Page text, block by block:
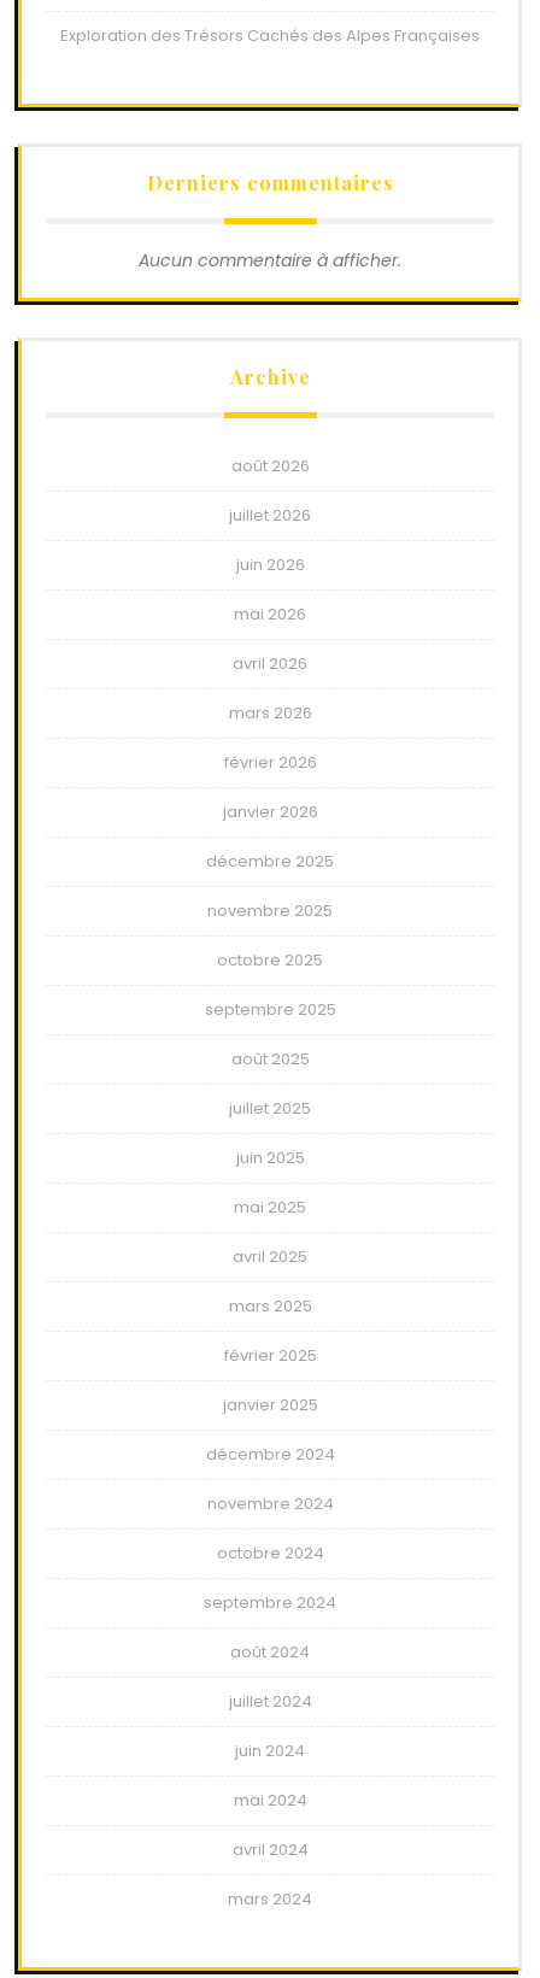
Exploration des Trésors Cachés des Alpes Françaises
Derniers commentaires
Aucun commentaire à afficher.
Archive
août 2026
juillet 2026
juin 2026
mai 2026
avril 2026
mars 2026
février 2026
janvier 2026
décembre 2025
novembre 2025
octobre 2025
septembre 2025
août 2025
juillet 2025
juin 2025
mai 2025
avril 2025
mars 2025
février 2025
janvier 2025
décembre 2024
novembre 2024
octobre 2024
septembre 2024
août 2024
juillet 2024
juin 2024
mai 2024
avril 2024
mars 2024